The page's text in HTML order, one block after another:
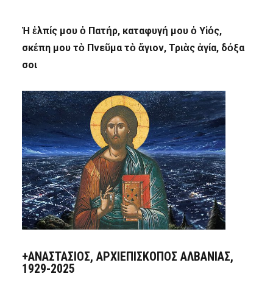
Ἡ ἐλπίς μου ὁ Πατήρ, καταφυγή μου ὁ Υἱός,
σκέπη μου τὸ Πνεῦμα τὸ ἅγιον, Τριὰς ἁγία, δόξα
σοι
+ΑΝΑΣΤΆΣΙΟΣ, ΑΡΧΙΕΠΊΣΚΟΠΟΣ ΑΛΒΑΝΊΑΣ,
1929-2025